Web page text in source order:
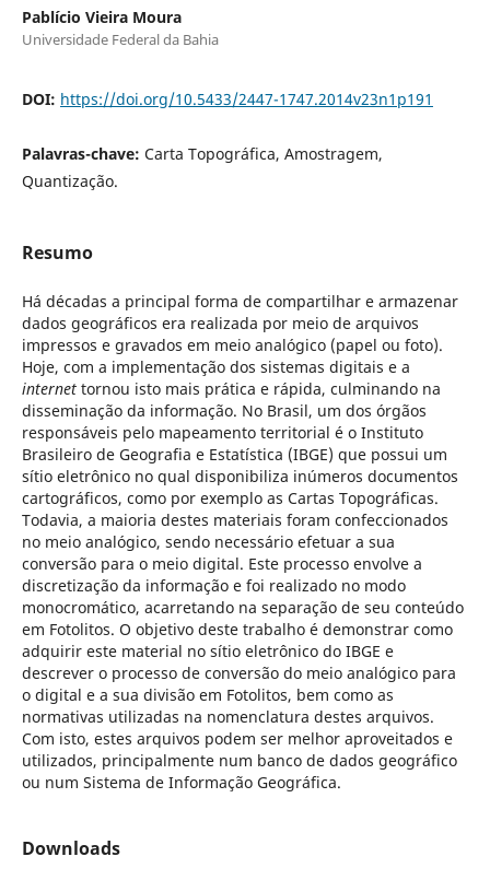
Pablício Vieira Moura
Universidade Federal da Bahia
DOI: https://doi.org/10.5433/2447-1747.2014v23n1p191
Palavras-chave: Carta Topográfica, Amostragem,
Quantização.
Resumo
Há décadas a principal forma de compartilhar e armazenar
dados geográficos era realizada por meio de arquivos
impressos e gravados em meio analógico (papel ou foto).
Hoje, com a implementação dos sistemas digitais e a
internettornou isto mais prática e rápida, culminando na
disseminação da informação. No Brasil, um dos órgãos
responsáveis pelo mapeamento territorial é o Instituto
Brasileiro de Geografia e Estatística (IBGE) que possui um
sítio eletrônico no qual disponibiliza inúmeros documentos
cartográficos, como por exemplo as Cartas Topográficas.
Todavia, a maioria destes materiais foram confeccionados
no meio analógico, sendo necessário efetuar a sua
conversão para o meio digital. Este processo envolve a
discretização da informação e foi realizado no modo
monocromático, acarretando na separação de seu conteúdo
em Fotolitos. O objetivo deste trabalho é demonstrar como
adquirir este material no sítio eletrônico do IBGE e
descrever o processo de conversão do meio analógico para
o digital e a sua divisão em Fotolitos, bem como as
normativas utilizadas na nomenclatura destes arquivos.
Com isto, estes arquivos podem ser melhor aproveitados e
utilizados, principalmente num banco de dados geográfico
ou num Sistema de Informação Geográfica.
Downloads